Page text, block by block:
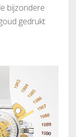
bijzondere
gedrukt